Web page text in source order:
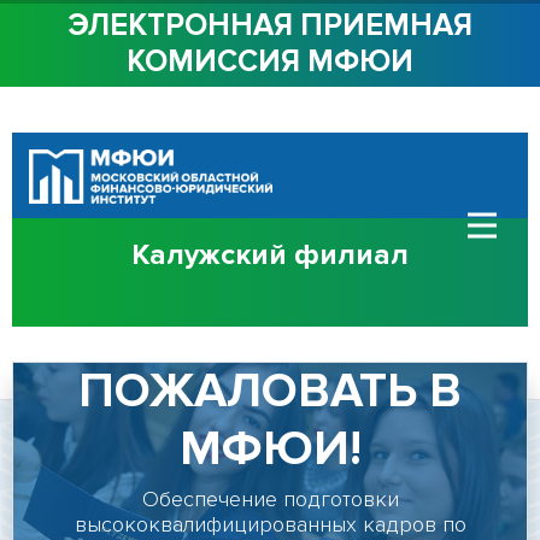
ЭЛЕКТРОННАЯ ПРИЕМНАЯ
КОМИССИЯ МФЮИ
Калужский филиал
ОБ ИНСТИТУТЕ
СТУДЕНТАМ
СОТРУДНИЧЕСТВО
Сведения об
образовательной
организации
ДОБРО
ПОЖАЛОВАТЬ В
МФЮИ!
Обеспечение подготовки
высококвалифицированных кадров по